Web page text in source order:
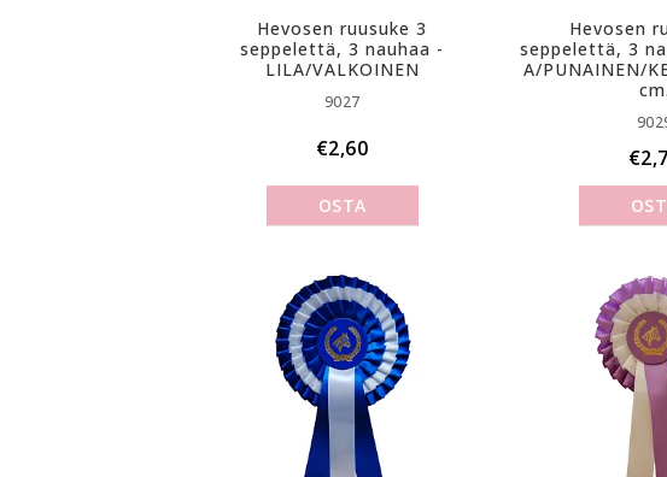
Hevosen ruusuke 3
seppelettä, 3 nauhaa -
LILA/VALKOINEN
9027
€2,60
OSTA
Hevosen
seppelettä, 3
A­/­P­U­N­A­I­N­E­N­/­
cm.